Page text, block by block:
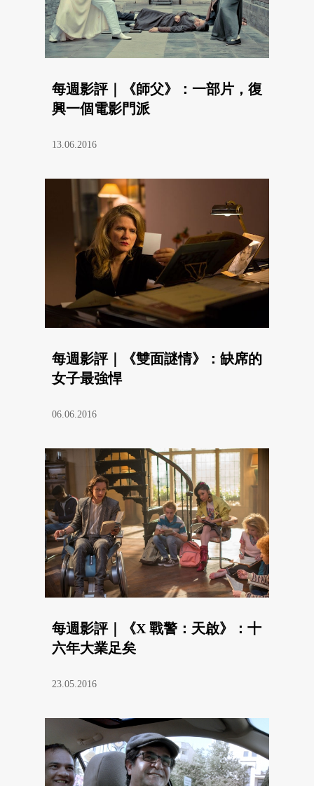
每週影評｜《師父》：一部片，復
興一個電影門派
13.06.2016
每週影評｜《雙面謎情》：缺席的
女子最強悍
06.06.2016
每週影評｜《X 戰警：天啟》：十
六年大業足矣
23.05.2016